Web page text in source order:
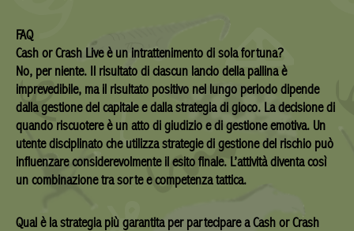
FAQ
Cash or Crash Live è un intrattenimento di sola fortuna?
No, per niente. Il risultato di ciascun lancio della pallina è
imprevedibile, ma il risultato positivo nel lungo periodo dipende
dalla gestione del capitale e dalla strategia di gioco. La decisione di
quando riscuotere è un atto di giudizio e di gestione emotiva. Un
utente disciplinato che utilizza strategie di gestione del rischio può
influenzare considerevolmente il esito finale. L’attività diventa così
un combinazione tra sorte e competenza tattica.
Qual è la strategia più garantita per partecipare a Cash or Crash